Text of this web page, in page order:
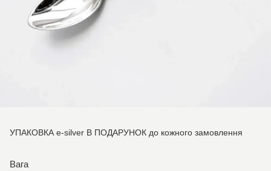
УПАКОВКА e-silver В ПОДАРУНОК до кожного замовлення
Вага